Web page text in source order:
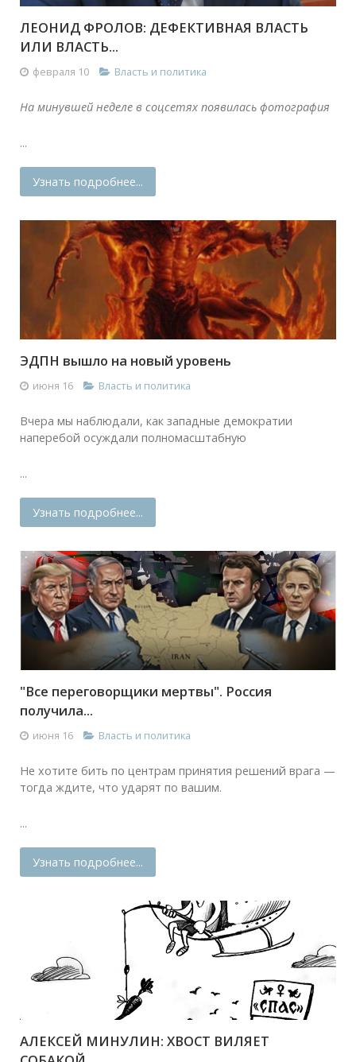
ЛЕОНИД ФРОЛОВ: ДЕФЕКТИВНАЯ ВЛАСТЬ
ИЛИ ВЛАСТЬ...
февраля 10 Власть и политика
На минувшей неделе в соцсетях появилась фотография
...
Узнать подробнее...
ЭДПН вышло на новый уровень
июня 16 Власть и политика
Вчера мы наблюдали, как западные демократии
наперебой осуждали полномасштабную
...
Узнать подробнее...
"Все переговорщики мертвы". Россия
получила...
июня 16 Власть и политика
Не хотите бить по центрам принятия решений врага —
тогда ждите, что ударят по вашим.
...
Узнать подробнее...
АЛЕКСЕЙ МИНУЛИН: ХВОСТ ВИЛЯЕТ